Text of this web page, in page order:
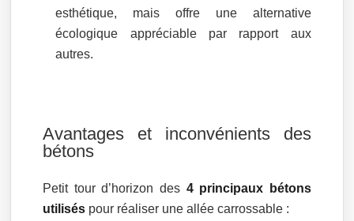
esthétique, mais offre une alternative
écologique appréciable par rapport aux
autres.
Avantages et inconvénients des
bétons
Petit tour d’horizon des 4 principaux bétons
utilisés pour réaliser une allée carrossable :